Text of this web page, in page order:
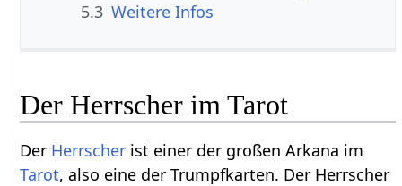
5.3 Weitere Infos
Der Herrscher im Tarot
Der Herrscher ist einer der großen Arkana im
Tarot, also eine der Trumpfkarten. Der Herrscher